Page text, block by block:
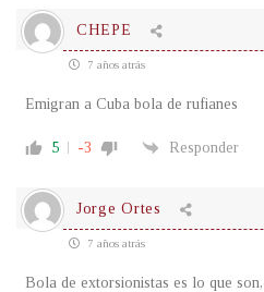
CHEPE
7 años atrás
Emigran a Cuba bola de rufianes
5 -3 Responder
Jorge Ortes
7 años atrás
Bola de extorsionistas es lo que